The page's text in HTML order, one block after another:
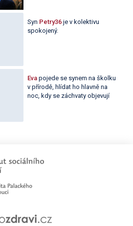
Syn Petry36 je v kolektivu
spokojený.
Evapojede se synem na školku
v přírodě, hlídat ho hlavně na
noc, kdy se záchvaty objevují